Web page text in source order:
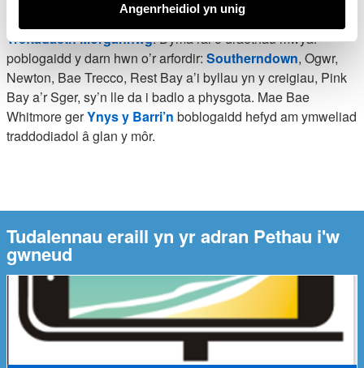
Angenrheidiol yn unig
Mae nifer o draethau tywodlyd da ar hydArfordir
Treftadaeth Morgannwg. Dyma rai o draethau mwyaf
poblogaidd y darn hwn o’r arfordir: Southerndown, Ogwr,
Newton, Bae Trecco, Rest Bay a’i byllau yn y creigiau, Pink
Bay a’r Sger, sy’n lle da i badlo a physgota. Mae Bae
Whitmore gerYnys y Barri’n boblogaidd hefyd am ymweliad
traddodiadol â glan y môr.
Tudalennau eraill yn yr adran Pethau i'w
gwneud